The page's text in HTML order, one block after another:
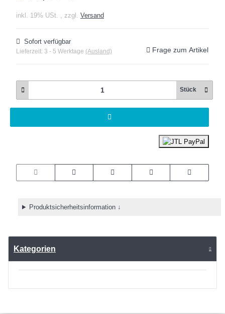
inkl. 19% USt. , zzgl. Versand
Sofort verfügbar
Lieferzeit: 3 - 5 Werktage (Ausland) Frage zum Artikel
Stück
Produktsicherheitsinformation ↓
Kategorien